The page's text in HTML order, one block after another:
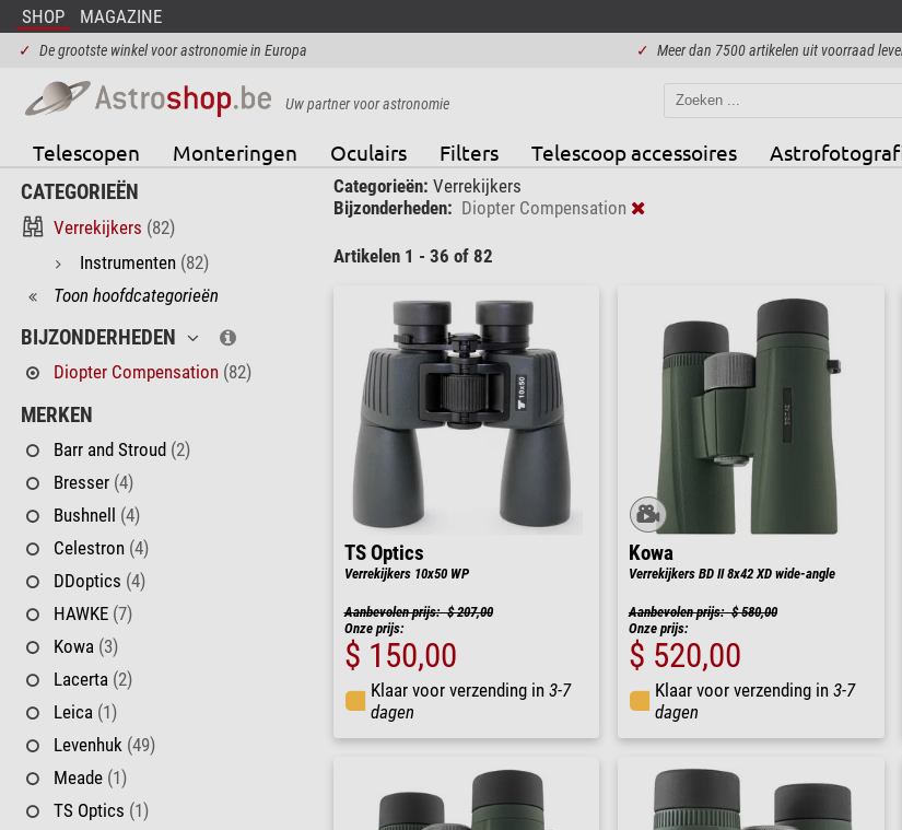
SHOP MAGAZINE
✓ De grootste winkel voor astronomie in Europa ✓ Meer dan 7500 artikelen uit voorraad
Uw partner voor astronomie
Telescopen Monteringen Oculairs Filters Telescoop accessoires
CATEGORIEËN
Verrekijkers (82)
Instrumenten (82)
Toon hoofdcategorieën
BIJZONDERHEDEN
Diopter Compensation (82)
MERKEN
Barr and Stroud (2)
Bresser (4)
Bushnell (4)
Celestron (4)
DDoptics (4)
HAWKE (7)
Kowa (3)
Lacerta (2)
Leica (1)
Levenhuk (49)
Meade (1)
TS Optics (1)
Categorieën: Verrekijkers
Bijzonderheden: Diopter Compensation
Artikelen 1 - 36 of 82
TS Optics
Verrekijkers 10x50 WP
Aanbevolen prijs: $ 207,00
Onze prijs:
$ 150,00
Klaar voor verzending in 3-7
dagen
Kowa
Verrekijkers BD II 8x42 XD wide-angle
Aanbevolen prijs: $ 580,00
Onze prijs:
$ 520,00
Klaar voor verzending in 3-7
dagen